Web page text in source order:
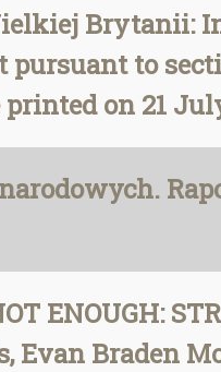
Brytanii:
pursuant to
on 21
ENOUGH:
Evan Braden